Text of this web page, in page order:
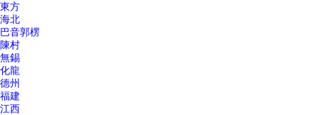
東方
海北
巴音郭楞
陳村
無錫
化龍
德州
福建
江西